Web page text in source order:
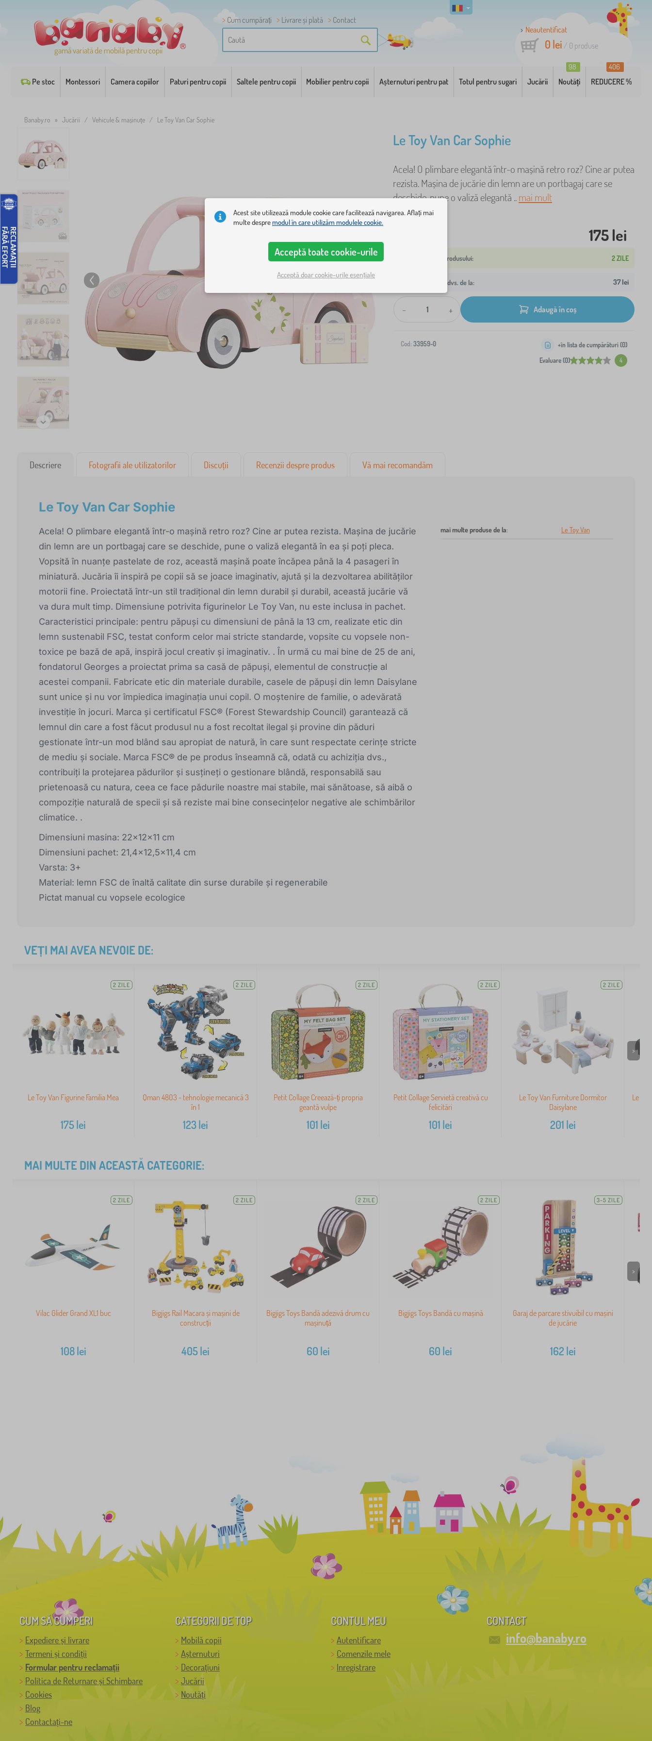
gamă variată de mobilă pentru copii
Cum cumpărați Livrare și plată
Contact
Neautentificat
0 lei / 0 produse
Pe stoc Montessori Camera copiilor Paturi pentru copii Saltele pentru copii Mobilier pentru copii Așternuturi pentru pat Totul pentru sugari Jucării Noutăți
98
REDUCERE %
406
Banaby.ro » Jucării / Vehicule & mașinuțe / Le Toy Van Car Sophie
Le Toy Van Car Sophie
Acela! O plimbare elegantă într-o mașină retro roz? Cine ar putea
rezista. Mașina de jucărie din lemn are un portbagaj care se
deschide, pune o valiză elegantă ..mai mult
175 lei
2 ZILE
Livrare la adresa dvs. de la: 37 lei
- + Adaugă în coș
Cod: 33959-0
Evaluare (0) 4
+în lista de cumpărături (0)
Descriere Fotografii ale utilizatorilor Discuții Recenzii despre produs Vă mai recomandăm
Le Toy Van Car Sophie
Acela! O plimbare elegantă într-o mașină retro roz? Cine ar putea rezista. Mașina de jucărie
din lemn are un portbagaj care se deschide, pune o valiză elegantă în ea și poți pleca.
Vopsită în nuanțe pastelate de roz, această mașină poate încăpea până la 4 pasageri în
miniatură. Jucăria îi inspiră pe copii să se joace imaginativ, ajută și la dezvoltarea abilităților
motorii fine. Proiectată într-un stil tradițional din lemn durabil și durabil, această jucărie vă
va dura mult timp. Dimensiune potrivita figurinelor Le Toy Van, nu este inclusa in pachet.
Caracteristici principale: pentru păpuși cu dimensiuni de până la 13 cm, realizate etic din
lemn sustenabil FSC, testat conform celor mai stricte standarde, vopsite cu vopsele non-
toxice pe bază de apă, inspiră jocul creativ și imaginativ. . În urmă cu mai bine de 25 de ani,
fondatorul Georges a proiectat prima sa casă de păpuși, elementul de construcție al
acestei companii. Fabricate etic din materiale durabile, casele de păpuși din lemn Daisylane
sunt unice și nu vor împiedica imaginația unui copil. O moștenire de familie, o adevărată
investiție în jocuri. Marca și certificatul FSC® (Forest Stewardship Council) garantează că
lemnul din care a fost făcut produsul nu a fost recoltat ilegal și provine din păduri
gestionate într-un mod blând sau apropiat de natură, în care sunt respectate cerințe stricte
de mediu și sociale. Marca FSC® de pe produs înseamnă că, odată cu achiziția dvs.,
contribuiți la protejarea pădurilor și susțineți o gestionare blândă, responsabilă sau
prietenoasă cu natura, ceea ce face pădurile noastre mai stabile, mai sănătoase, să aibă o
compoziție naturală de specii și să reziste mai bine consecințelor negative ale schimbărilor
climatice. .
Dimensiuni masina: 22x12x11 cm
Dimensiuni pachet: 21,4x12,5x11,4 cm
Varsta: 3+
Material: lemn FSC de înaltă calitate din surse durabile și regenerabile
Pictat manual cu vopsele ecologice
mai multe produse de la: Le Toy Van
VEȚI MAI AVEA NEVOIE DE:
2 ZILE
Le Toy Van Figurine Familia Mea
175lei
2 ZILE
Qman 4803 - tehnologie mecanică 3
în 1
123lei
2 ZILE
Petit Collage Creează-ți propria
geantă vulpe
101 lei
2 ZILE
Petit Collage Servietă creativă cu
felicitări
101 lei
2 ZILE
Le Toy Van Furniture Dormitor
Daisylane
201 lei
Le
>
MAI MULTE DIN ACEASTĂ CATEGORIE:
2 ZILE
Vilac Glider Grand XL1 buc
108lei
2 ZILE
Bigjigs Rail Macara și mașini de
construcții
405lei
2 ZILE
Bigjigs Toys Bandă adezivă drum cu
mașinuță
60 lei
2 ZILE
Bigjigs Toys Bandă cu mașină
60 lei
3-5 ZILE
Garaj de parcare stivuibil cu mașini
de jucărie
162 lei
>
CUM SĂ CUMPERI
Expediere și livrare
Termeni și condiții
Formular pentru reclamații
Politica de Returnare și Schimbare
Cookies
Blog
Contactați-ne
CATEGORII DE TOP
Mobilă copii
Așternuturi
Decorațiuni
Jucării
Noutăți
CONTUL MEU
Autentificare
Comenzile mele
Inregistrare
CONTACT
info@banaby.ro
Acest site utilizează module cookie care facilitează navigarea. Aflați mai
multe despremodul în care utilizăm modulele cookie.
Acceptă toate cookie-urile
Acceptă doar cookie-urile esențiale